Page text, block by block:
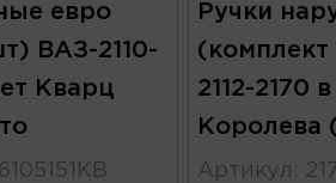
евро
ВАЗ-2110-
Кварц
Ручки
2112-2170
Королева
Артикул :